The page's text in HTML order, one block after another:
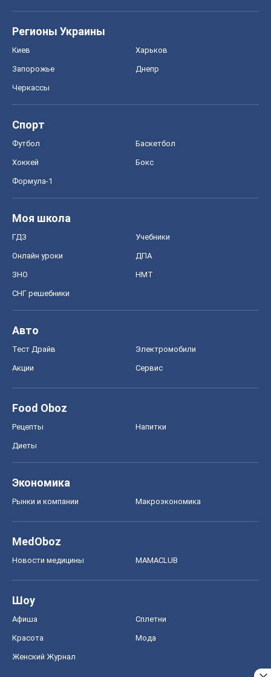
Регионы Украины
Киев Харьков
Запорожье Днепр
Черкассы
Спорт
Футбол Баскетбол
Хоккей Бокс
Формула-1
Моя школа
ГДЗ Учебники
Онлайн уроки ДПА
ЗНО НМТ
СНГ решебники
Авто
Тест Драйв Электромобили
Акции Сервис
Food Oboz
Рецепты Напитки
Диеты
Экономика
Рынки и компании Mакроэкономика
MedOboz
Новости медицины MAMACLUB
Шоу
Афиша Сплетни
Красота Мода
Женский Журнал